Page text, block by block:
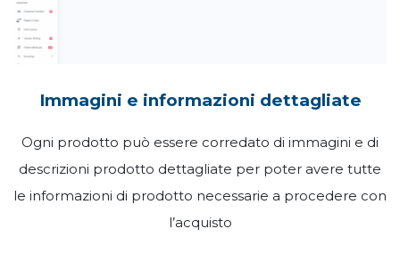
Immagini e informazioni dettagliate
Ogni prodotto può essere corredato di immagini e di
descrizioni prodotto dettagliate per poter avere tutte
le informazioni di prodotto necessarie a procedere con
l’acquisto